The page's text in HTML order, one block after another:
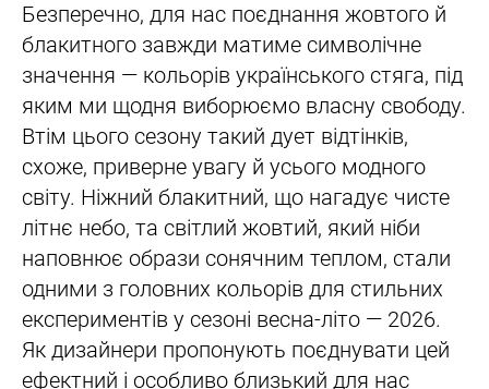
Безперечно, для нас поєднання жовтого й
блакитного завжди матиме символічне
значення — кольорів українського стяга, під
яким ми щодня виборюємо власну свободу.
Втім цього сезону такий дует відтінків,
схоже, приверне увагу й усього модного
світу. Ніжний блакитний, що нагадує чисте
літнє небо, та світлий жовтий, який ніби
наповнює образи сонячним теплом, стали
одними з головних кольорів для стильних
експериментів у сезоні весна-літо — 2026.
Як дизайнери пропонують поєднувати цей
ефектний і особливо близький для нас